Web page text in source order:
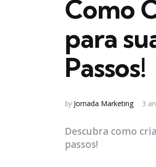
Como
para
Passos!
Posted
by Jornada Marketing 3
Descubra como
passos!